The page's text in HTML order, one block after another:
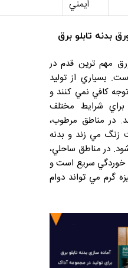
ايمني
بدنه تابلو برق
مهم ترين قدم در
بسياري از توليد
کافي نمي کنند و
شرايط مختلف
در مناطق مرطوب،
زنگ مي زند و بدنه
در مناطق ساحلي،
خوردگي سريع است و
گرم مي تواند دوام